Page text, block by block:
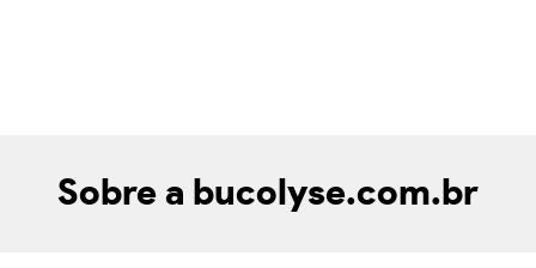
Sobre a bucolyse.com.br